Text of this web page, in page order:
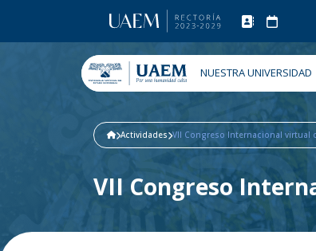
NUESTRA UNIVERSIDAD
Actividades VII Congreso Internacional virtual
VII Congreso